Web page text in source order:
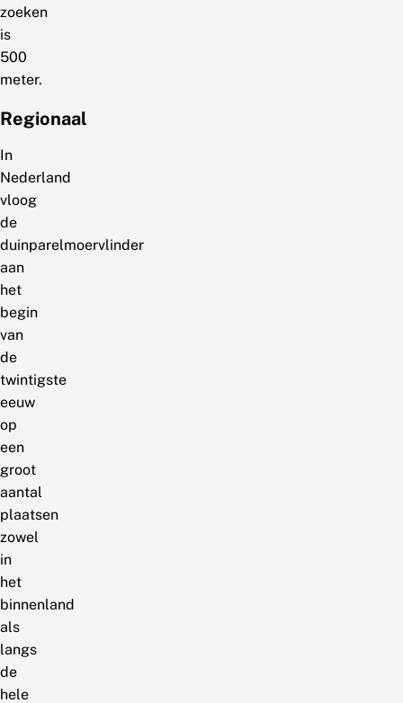
zoeken
is
500
meter.
Regionaal
In
Nederland
vloog
de
duinparelmoervlinder
aan
het
begin
van
de
twintigste
eeuw
op
een
groot
aantal
plaatsen
zowel
in
het
binnenland
als
langs
de
hele